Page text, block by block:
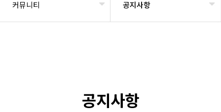
커뮤니티 공지사항
공지사항